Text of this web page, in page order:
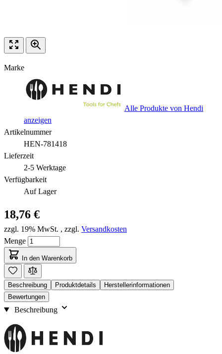
Marke
Alle Produkte von Hendi
anzeigen
Artikelnummer
HEN-781418
Lieferzeit
2-5 Werktage
Verfügbarkeit
Auf Lager
18,76 €
zzgl. 19% MwSt. , zzgl. Versandkosten
Menge
In den Warenkorb
Beschreibung Produktdetails
Herstellerinformationen
Bewertungen
Beschreibung